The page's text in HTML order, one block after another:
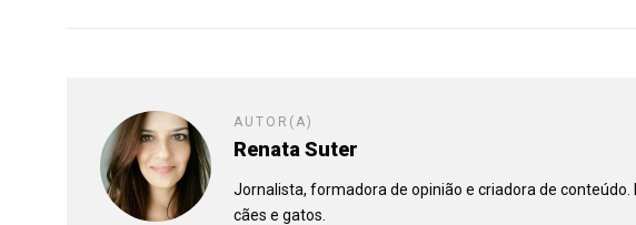
AUTOR(A)
Renata Suter
Jornalista, formadora de opinião e criadora de
cães e gatos.